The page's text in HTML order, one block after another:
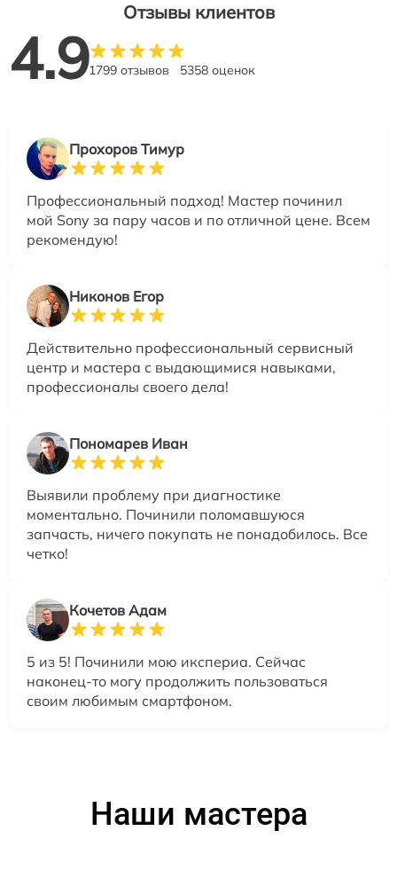
Отзывы клиентов
4.91799 отзывов 5358 оценок
Прохоров Тимур
Профессиональный подход! Мастер починил
мой Sony за пару часов и по отличной цене. Всем
рекомендую!
Никонов Егор
Действительно профессиональный сервисный
центр и мастера с выдающимися навыками,
профессионалы своего дела!
Пономарев Иван
Выявили проблему при диагностике
моментально. Починили поломавшуюся
запчасть, ничего покупать не понадобилось. Все
четко!
Кочетов Адам
5 из 5! Починили мою икспериа. Сейчас
наконец-то могу продолжить пользоваться
своим любимым смартфоном.
Наши мастера